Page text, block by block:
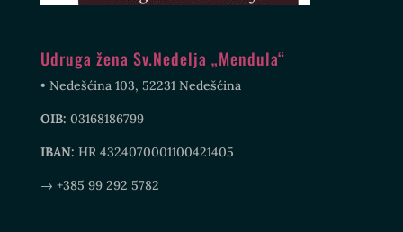
Udruga žena Sv.Nedelja „Mendula“
• Nedešćina 103, 52231 Nedešćina
OIB: 03168186799
IBAN: HR 4324070001100421405
→ +385 99 292 5782